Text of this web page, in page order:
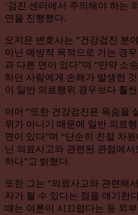
‘검진 센터에서 주의해야 하는
연을 진행했다.
오지은 변호사는 “건강검진 분
아닌 예방적 목적으로 가는 경
과 다른 면이 있다”며 “만약 소
하던 사람에게 손해가 발생한
이 일반 의료행위 경우보다 훨
이어 “또한 건강검진은 목숨을
위가 아니기 때문에 일반 의료
면이 있다”며 “단순히 친절 차
닌 의료사고와 관련된 관점에
하다”고 밝혔다.
또한 그는 “의료사고와 관련해
자가 될 수 있다는 점을 얘기한
때는 여론이 시끄럽다는 등 외